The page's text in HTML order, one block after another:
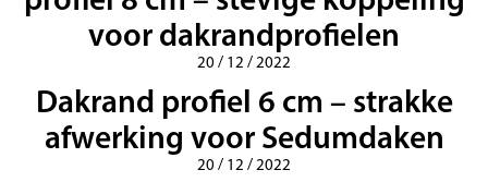
voor dakrandprofielen
20 / 12 / 2022
Dakrand profiel 6 cm – strakke
afwerking voor Sedumdaken
20 / 12 / 2022